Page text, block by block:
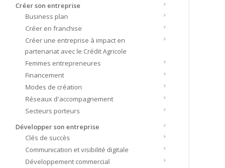
Créer son entreprise
Business plan
Créer en franchise
Créer une entreprise à impact en
partenariat avec le Crédit Agricole
Femmes entrepreneures
Financement
Modes de création
Réseaux d'accompagnement
Secteurs porteurs
Développer son entreprise
Clés de succès
Communication et visibilité digitale
Développement commercial